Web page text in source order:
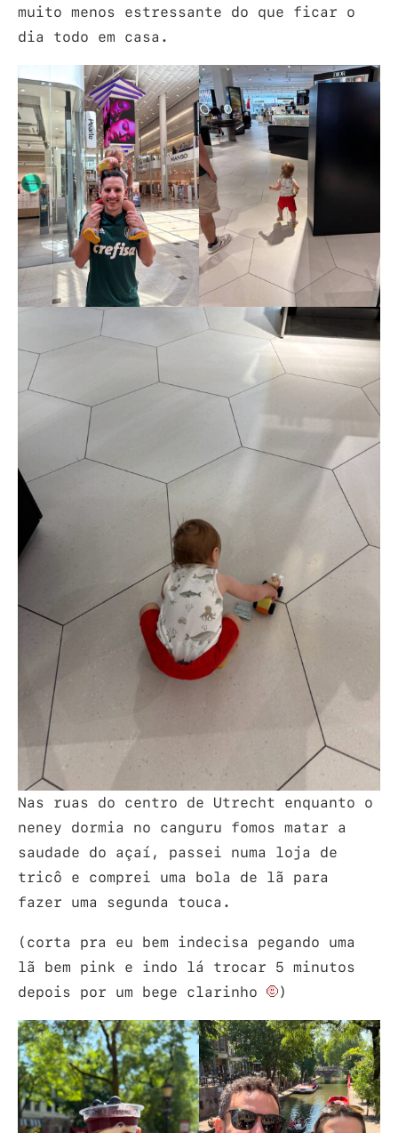
muito menos estressante do que ficar o
dia todo em casa.
Nas ruas do centro de Utrecht enquanto o
neney dormia no canguru fomos matar a
saudade do açaí, passei numa loja de
tricô e comprei uma bola de lã para
fazer uma segunda touca.
(corta pra eu bem indecisa pegando uma
lã bem pink e indo lá trocar 5 minutos
depois por um bege clarinho
)